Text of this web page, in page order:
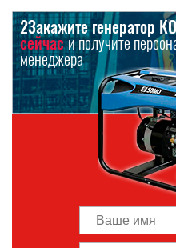
2Закажите генератор
сейчаси получите
менеджера